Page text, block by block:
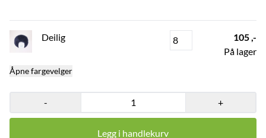
Deilig
105 ,-
På lager
Åpne fargevelger
- +
Legg i handlekurv